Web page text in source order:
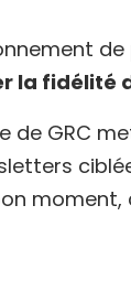
la fidélité
de GRC